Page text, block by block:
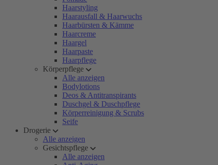
Haarstyling
Haarausfall & Haarwuchs
Haarbürsten & Kämme
Haarcreme
Haargel
Haarpaste
Haarpflege
Körperpflege
Alle anzeigen
Bodylotions
Deos & Antitranspirants
Duschgel & Duschpflege
Körperreinigung & Scrubs
Seife
Drogerie
Alle anzeigen
Gesichtspflege
Alle anzeigen